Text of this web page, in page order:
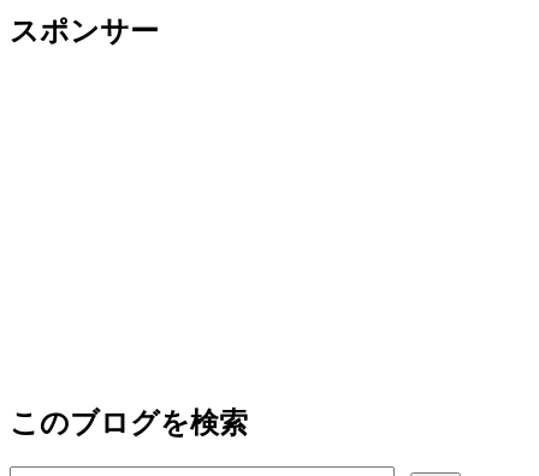
スポンサー
このブログを検索